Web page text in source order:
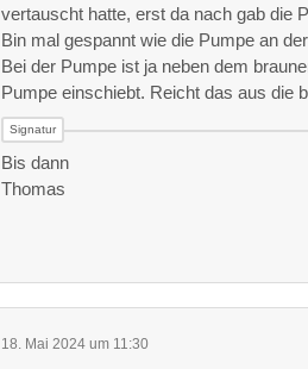
vertauscht hatte, erst da nach gab die
Bin mal gespannt wie die Pumpe an
Bei der Pumpe ist ja neben dem
Pumpe einschiebt. Reicht das aus die
Bis dann
Thomas
18. Mai 2024 um 11:30